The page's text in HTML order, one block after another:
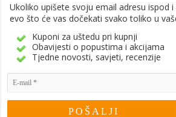
Ukoliko upišete svoju email adresu ispod
evo što će vas dočekati svako toliko u
Kuponi za uštedu pri kupnji
Obavijesti o popustima i akcijama
Tjedne novosti, savjeti, recenzije